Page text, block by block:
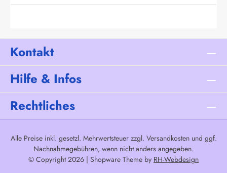
Kontakt
Hilfe & Infos
Rechtliches
Alle Preise inkl. gesetzl. Mehrwertsteuer zzgl. Versandkostenund ggf.
Nachnahmegebühren, wenn nicht anders angegeben.
© Copyright 2026 | Shopware Theme by RH-Webdesign